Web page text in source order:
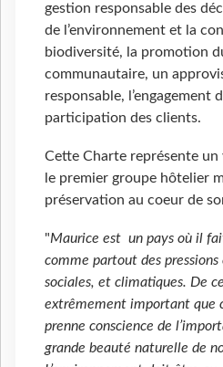
gestion responsable des
de l’environnement et la
biodiversité, la promotion
communautaire, un
responsable, l’engagement
participation des clients.
Cette Charte représente
le premier groupe hôtelier
préservation au coeur de
"Maurice est un pays où il
comme partout des
sociales, et climatiques. De
extrêmement important que
prenne conscience de
grande beauté naturelle de